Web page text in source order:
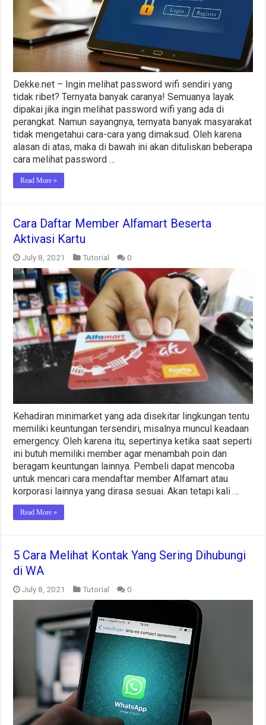
Dekke.net – Ingin melihat password wifi sendiri yang
tidak ribet? Ternyata banyak caranya! Semuanya layak
dipakai jika ingin melihat password wifi yang ada di
perangkat. Namun sayangnya, ternyata banyak masyarakat
tidak mengetahui cara-cara yang dimaksud. Oleh karena
alasan di atas, maka di bawah ini akan dituliskan beberapa
cara melihat password …
Read More »
Cara Daftar Member Alfamart Beserta
Aktivasi Kartu
July 8, 2021 Tutorial 0
Kehadiran minimarket yang ada disekitar lingkungan tentu
memiliki keuntungan tersendiri, misalnya muncul keadaan
emergency. Oleh karena itu, sepertinya ketika saat seperti
ini butuh memiliki member agar menambah poin dan
beragam keuntungan lainnya. Pembeli dapat mencoba
untuk mencari cara mendaftar member Alfamart atau
korporasi lainnya yang dirasa sesuai. Akan tetapi kali …
Read More »
5 Cara Melihat Kontak Yang Sering Dihubungi
di WA
July 8, 2021 Tutorial 0